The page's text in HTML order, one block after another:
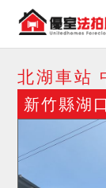
北湖車站
新竹縣湖